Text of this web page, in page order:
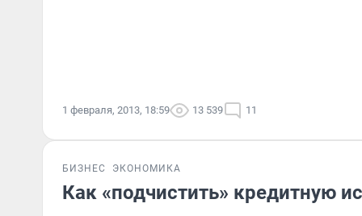
1 февраля, 2013, 18:59 13 539 11
БИЗНЕС ЭКОНОМИКА
Как «подчистить» кредитную